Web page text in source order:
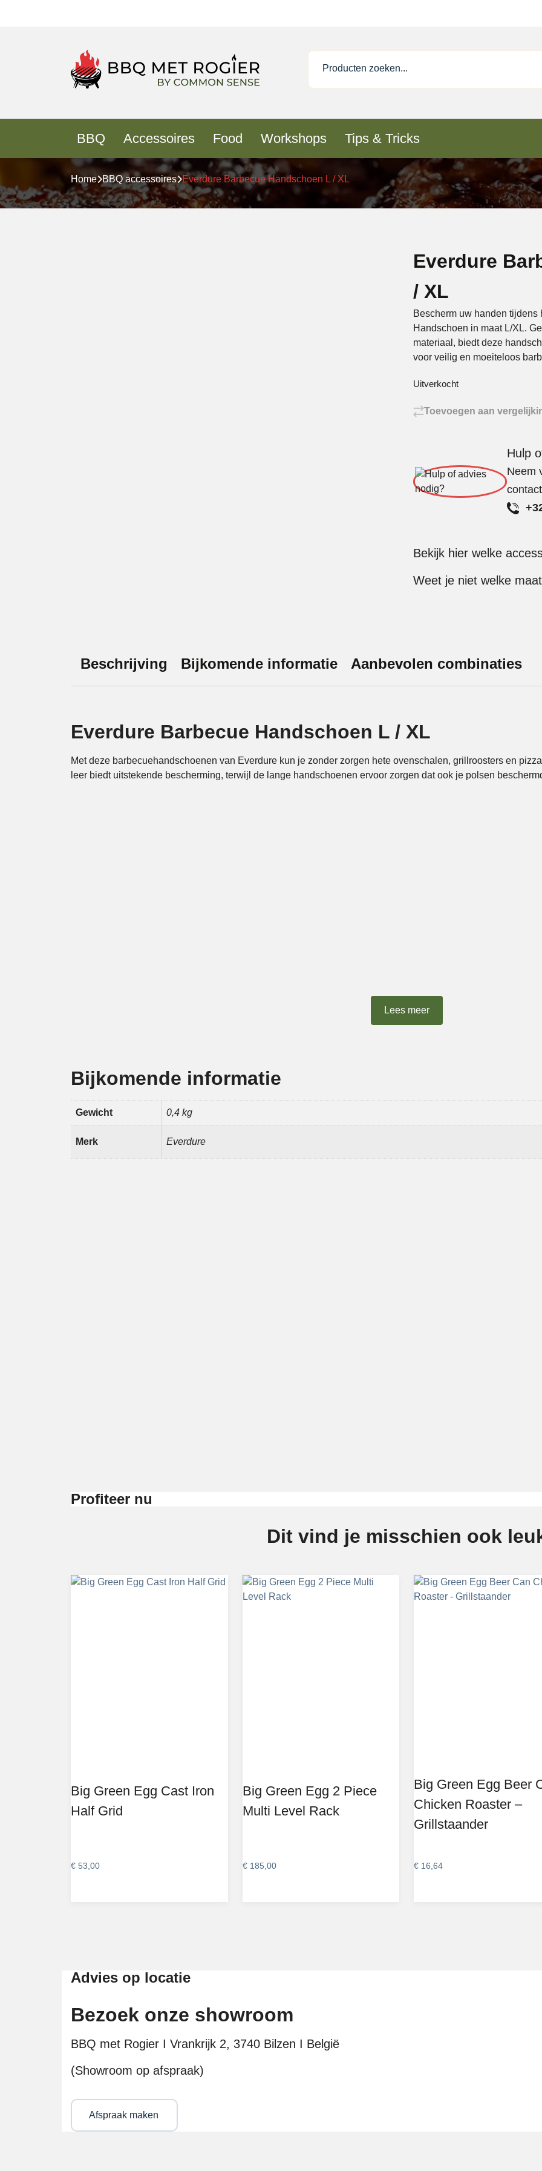
BBQ Accessoires Food Workshops Tips & Tricks
Home BBQ accessoires Everdure Barbecue Handschoen L / XL
Everdure
/ XL
Bescherm uw handen
Handschoen in maat L/XL.
materiaal, biedt deze
voor veilig en moeiteloos
Uitverkocht
Toevoegen aan
Hulp
Neem
Bekijk hier welke
Weet je niet welke
Beschrijving Bijkomende informatie Aanbevolen combinaties
Everdure Barbecue Handschoen L / XL
Met deze barbecuehandschoenen van Everdure kun je zonder zorgen hete ovenschalen, grillroosters en
leer biedt uitstekende bescherming, terwijl de lange handschoenen ervoor zorgen dat ook je polsen
Lees meer
Bijkomende informatie
Gewicht 0,4 kg
Merk Everdure
Profiteer nu
Dit vind je misschien ook
Big Green Egg Cast Iron
Half Grid
€ 53,00
Big Green Egg 2 Piece
Multi Level Rack
€185,00
Big Green Egg Beer
Chicken Roaster –
Grillstaander
€ 16,64
Advies op locatie
Bezoek onze showroom
BBQ met Rogier I Vrankrijk 2, 3740 Bilzen I België
(Showroom op afspraak)
Afspraak maken